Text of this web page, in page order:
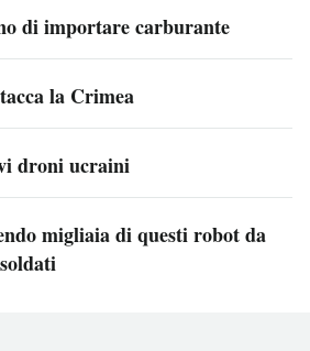
di importare carburante
la Crimea
droni ucraini
migliaia di questi robot da